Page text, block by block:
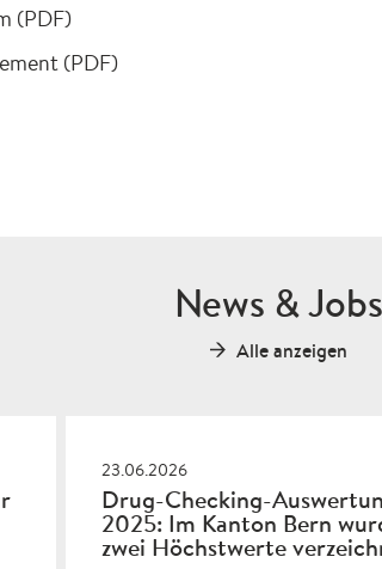
(PDF)
(PDF)
News & Jobs
Alle anzeigen
23.06.2026
Drug-Checking-
2025: Im Kanton Bern
zwei Höchstwerte